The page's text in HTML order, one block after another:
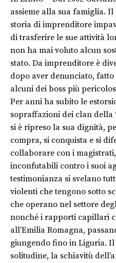
assieme alla sua famiglia.
storia di imprenditore
di trasferire le sue attività
non ha mai voluto alcun
stato. Da imprenditore è
dopo aver denunciato,
alcuni dei boss più
Per anni ha subito le
sopraffazioni dei clan della
si è ripreso la sua dignità,
compra, si conquista e si
collaborare con i
inconfutabili contro i suoi
testimonianza si svelano
violenti che tengono sotto
che operano nel settore
nonché i rapporti capillari
all’Emilia Romagna,
giungendo fino in Liguria.
solitudine, la schiavitù